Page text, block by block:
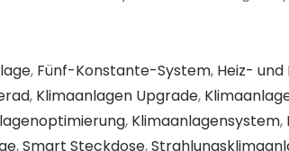
, Fünf-Konstante-System, Heiz-
, Klimaanlagen Upgrade,
, Klimaanlagensystem,
,Smart Steckdose,